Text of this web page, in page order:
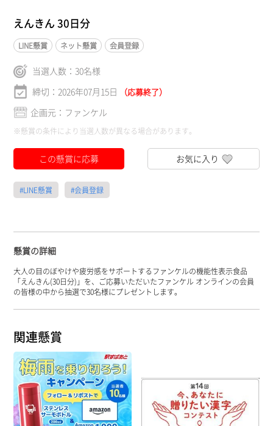
えんきん 30日分
LINE懸賞 ネット懸賞 会員登録
当選人数：30名様
締切：2026年07月15日
（応募終了）
企画元：ファンケル
※懸賞の条件により当選人数が異なる場合があります。
この懸賞に応募 お気に入り
#LINE懸賞 #会員登録
懸賞の詳細
大人の目のぼやけや疲労感をサポートするファンケルの機能性表示食品
「えんきん(30日分)」を、ご応募いただいたファンケル オンラインの会員
の皆様の中から抽選で30名様にプレゼントします。
関連懸賞